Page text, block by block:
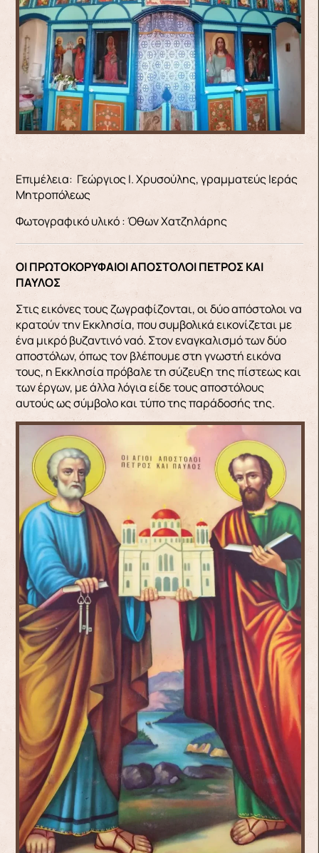
Επιμέλεια: Γεώργιος Ι. Χρυσούλης, γραμματεύς Ιεράς
Μητροπόλεως
Φωτογραφικό υλικό : Όθων Χατζηλάρης
ΟΙ ΠΡΩΤΟΚΟΡΥΦΑΙΟΙ ΑΠΟΣΤΟΛΟΙ ΠΕΤΡΟΣ ΚΑΙ
ΠΑΥΛΟΣ
Στις εικόνες τους ζωγραφίζονται, οι δύο απόστολοι να
κρατούν την Εκκλησία, που συμβολικά εικονίζεται με
ένα μικρό βυζαντινό ναό. Στον εναγκαλισμό των δύο
αποστόλων, όπως τον βλέπουμε στη γνωστή εικόνα
τους, η Εκκλησία πρόβαλε τη σύζευξη της πίστεως και
των έργων, με άλλα λόγια είδε τους αποστόλους
αυτούς ως σύμβολο και τύπο της παράδοσής της.